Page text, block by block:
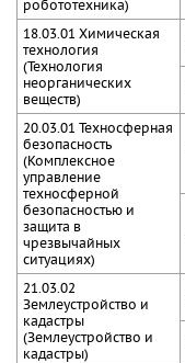
робототехника)
18.03.01 Химическая
технология
(Технология
неорганических
веществ)
20.03.01 Техносферная
безопасность
(Комплексное
управление
техносферной
безопасностью и
защита в
чрезвычайных
ситуациях)
21.03.02
Землеустройство и
кадастры
(Землеустройство и
кадастры)